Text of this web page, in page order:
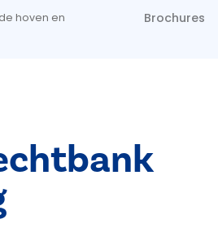
gaan
hoven en
Brochures